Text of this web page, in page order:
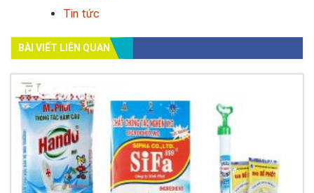
Tin tức
BÀI VIẾT LIÊN QUAN